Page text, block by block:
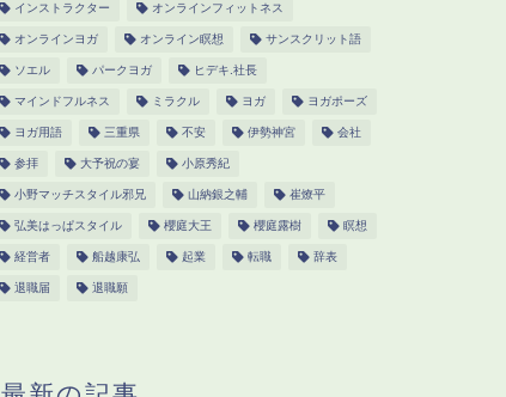
インストラクター オンラインフィットネス
オンラインヨガ オンライン瞑想 サンスクリット語
ソエル パークヨガ ヒデキ.社長
マインドフルネス ミラクル ヨガ ヨガポーズ
ヨガ用語 三重県 不安 伊勢神宮 会社
参拝 大予祝の宴 小原秀紀
小野マッチスタイル邪兄 山納銀之輔 崔燎平
弘美はっぱスタイル 櫻庭大王 櫻庭露樹 瞑想
経営者 船越康弘 起業 転職 辞表
退職届 退職願